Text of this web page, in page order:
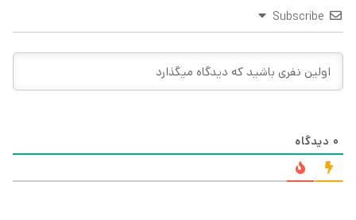
Subscribe
0 دیدگاه